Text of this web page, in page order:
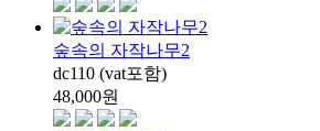
숲속의 자작나무2
dc110 (vat포함)
48,000원